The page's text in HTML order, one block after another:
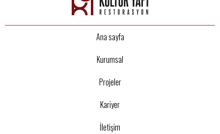
Ana sayfa
Kurumsal
Projeler
Kariyer
İletişim